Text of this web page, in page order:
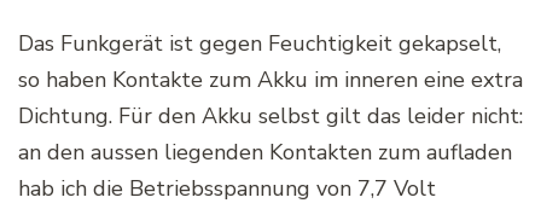
Das Funkgerät ist gegen Feuchtigkeit gekapselt,
so haben Kontakte zum Akku im inneren eine extra
Dichtung. Für den Akku selbst gilt das leider nicht:
an den aussen liegenden Kontakten zum aufladen
hab ich die Betriebsspannung von 7,7 Volt